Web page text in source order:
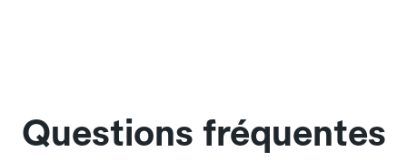
Questions fréquentes